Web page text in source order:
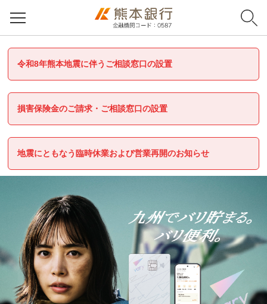
令和8年熊本地震に伴うご相談窓口の設置
損害保険金のご請求・ご相談窓口の設置
地震にともなう臨時休業および営業再開のお知らせ